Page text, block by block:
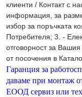
клиенти / Контакт с
информация, за
избор за поръчката
Потребителя; 3. -
отговорност за
от посочения в
Гаранция за
даваме при монтаж
ЕООД сервиз или